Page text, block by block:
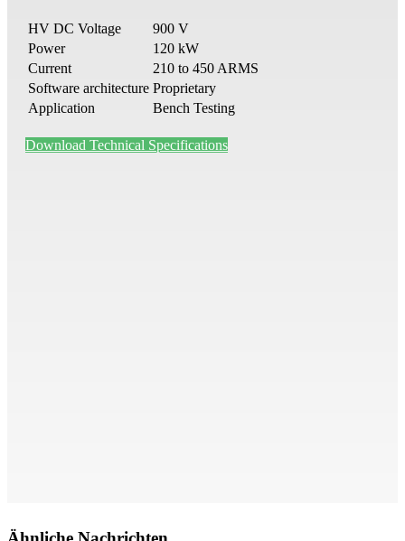
HV DC Voltage
900 V
Power
120 kW
Current
210 to 450 ARMS
Software architecture Proprietary
Application
Bench Testing
Download Technical Specifications